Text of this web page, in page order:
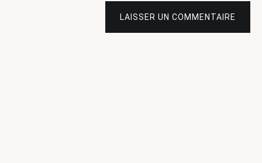
LAISSER UN COMMENTAIRE